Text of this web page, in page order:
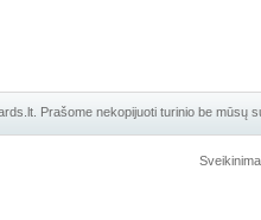
Prašome nekopijuoti turinio be mūsų